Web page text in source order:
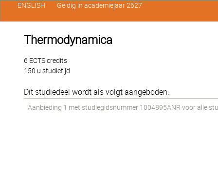
Thermodynamica
6 ECTS credits
150 u studietijd
Dit studiedeel wordt als volgt aangeboden:
Aanbieding 1 met studiegidsnummer 1004895ANR voor alle
ENGLISH Geldig in academiejaar 2627